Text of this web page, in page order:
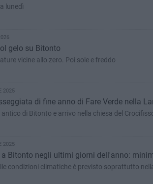
lunedì
gelo su Bitonto
vicine allo zero. Poi sole e freddo
2025
di fine anno di Fare Verde nella
di Bitonto e arrivo nella chiesa del
2025
a Bitonto negli ultimi giorni dell'anno:
condizioni climatiche è previsto soprattutto